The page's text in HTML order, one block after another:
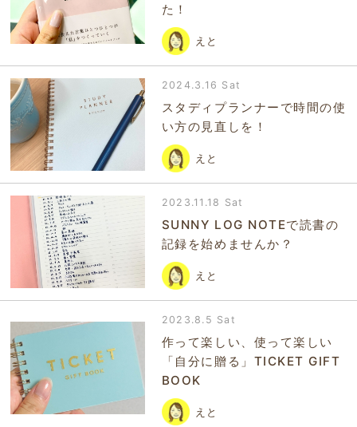
た！
えと
2024.3.16 Sat
スタディプランナーで時間の使
い方の見直しを！
えと
2023.11.18 Sat
SUNNY LOG NOTEで読書の
記録を始めませんか？
えと
2023.8.5 Sat
作って楽しい、使って楽しい
「自分に贈る」TICKET GIFT
BOOK
えと